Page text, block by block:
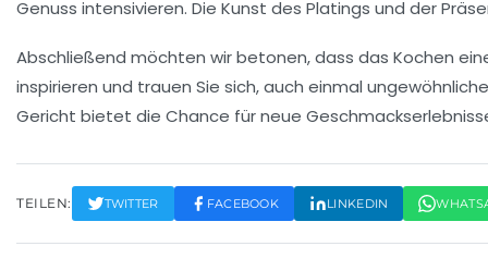
Genuss intensivieren. Die Kunst des Platings und der
Abschließend möchten wir betonen, dass das Kochen
inspirieren und trauen Sie sich, auch einmal
Gericht bietet die Chance für neue
TEILEN: TWITTER FACEBOOK LINKEDIN